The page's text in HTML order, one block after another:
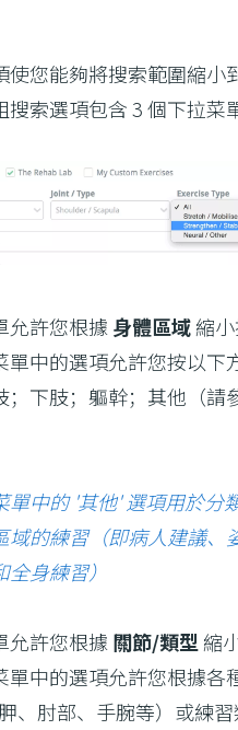
使您能夠將搜索範圍縮小
索選項包含 3 個下拉菜
允許您根據 身體區域縮
單中的選項允許您按以下
；下肢；軀幹；其他（請
單中的 '其他' 選項用於分
域的練習（即病人建議、
身練習）
允許您根據 關節/類型 縮
單中的選項允許您根據各
、肘部、手腕等）或練